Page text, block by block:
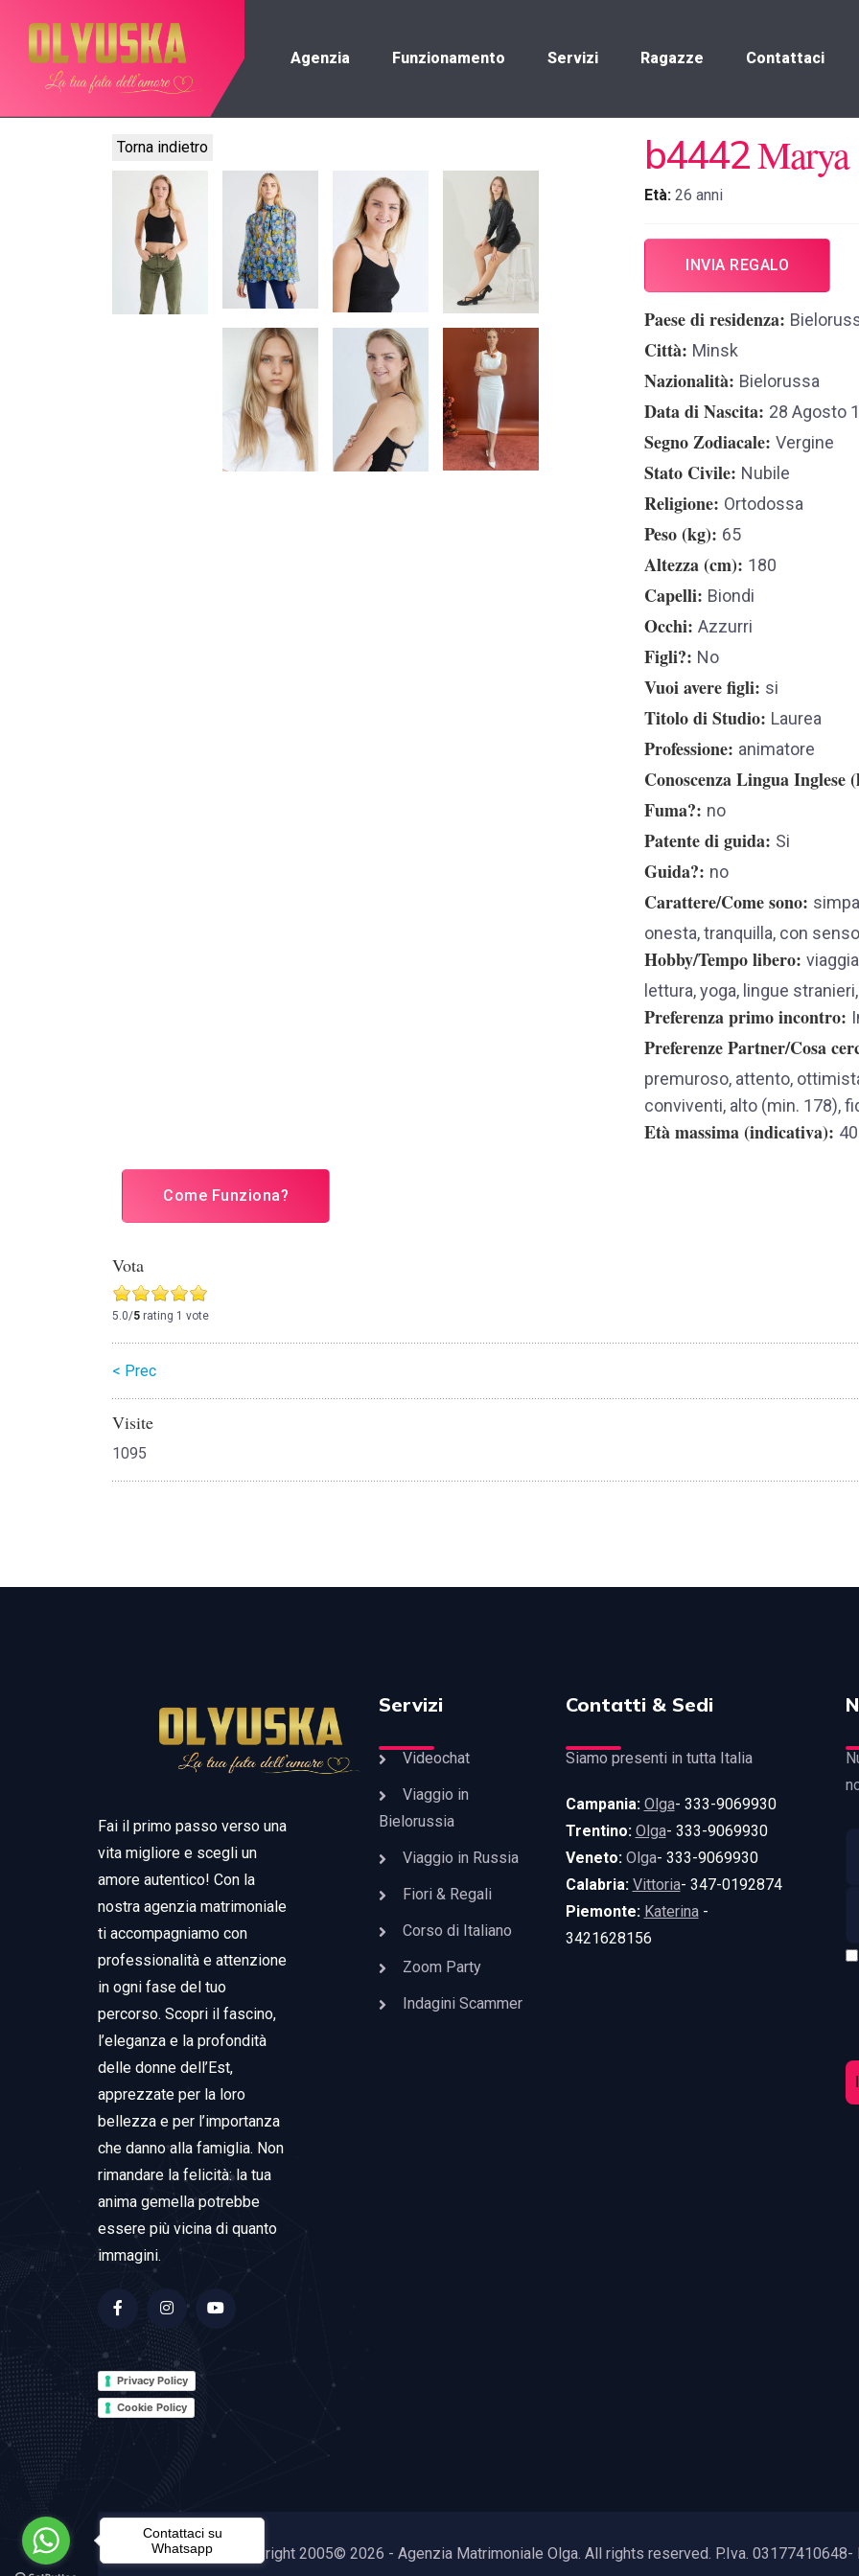
Agenzia Funzionamento Servizi Ragazze Contattaci
Torna indietro b4442Marya
Età: 26 anni
INVIA REGALO
Paese di residenza
Città Minsk
Nazionalità Bielorussa
Data di Nascita 28 Agosto
Segno Zodiacale Vergine
Stato Civile Nubile
Religione Ortodossa
Peso (kg) 65
Altezza (cm) 180
Capelli Biondi
Occhi Azzurri
Figli? No
Vuoi avere figli si
Titolo di Studio Laurea
Professione animatore
Conoscenza Lingua Inglese
Fuma? no
Patente di guida Si
Guida? no
Carattere/Come sono
onesta, tranquilla, con
Hobby/Tempo libero
lettura, yoga, lingue
Preferenza primo incontro
Preferenze Partner/Cosa
premuroso, attento,
conviventi, alto (min. 178),
Età massima (indicativa) 40
Come Funziona?
Vota
5.0/5 rating 1 vote
< Prec
Visite
1095
Fai il primo passo verso una
vita migliore e scegli un
amore autentico! Con la
nostra agenzia matrimoniale
ti accompagniamo con
professionalità e attenzione
in ogni fase del tuo
percorso. Scopri il fascino,
l’eleganza e la profondità
delle donne dell’Est,
apprezzate per la loro
bellezza e per l’importanza
che danno alla famiglia. Non
rimandare la felicità: la tua
anima gemella potrebbe
essere più vicina di quanto
immagini.
Privacy Policy
Cookie Policy
Servizi
Videochat
Viaggio in
Bielorussia
Viaggio in Russia
Fiori & Regali
Corso di Italiano
Zoom Party
Indagini Scammer
Contatti & Sedi
Siamo presenti in tutta Italia
Campania: Olga- 333-9069930
Trentino: Olga- 333-9069930
Veneto: Olga- 333-9069930
Calabria: Vittoria- 347-0192874
Piemonte: Katerina-
3421628156
Copyright 2005© 2026 - Agenzia Matrimoniale Olga. All rights reserved. P.Iva.
Contattaci su
Whatsapp